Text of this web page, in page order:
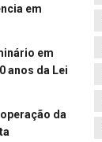
em
em
anos da Lei
da